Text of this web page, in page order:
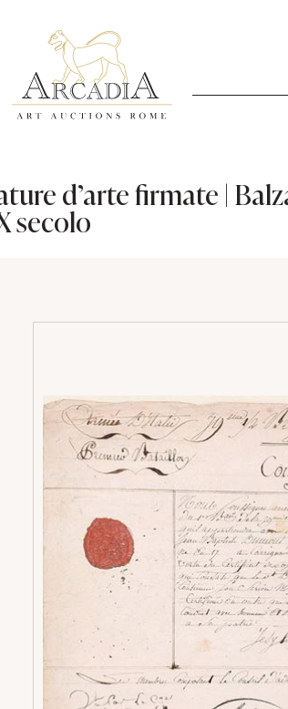
d'arte firmate |
secolo